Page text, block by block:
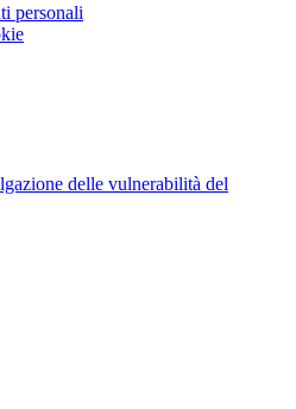
personali
delle vulnerabilità del